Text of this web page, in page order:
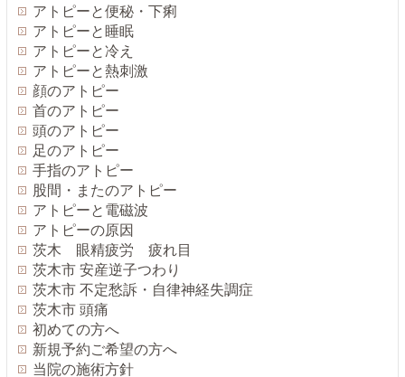
アトピーと便秘・下痢
アトピーと睡眠
アトピーと冷え
アトピーと熱刺激
顔のアトピー
首のアトピー
頭のアトピー
足のアトピー
手指のアトピー
股間・またのアトピー
アトピーと電磁波
アトピーの原因
茨木 眼精疲労 疲れ目
茨木市 安産逆子つわり
茨木市 不定愁訴・自律神経失調症
茨木市 頭痛
初めての方へ
新規予約ご希望の方へ
当院の施術方針